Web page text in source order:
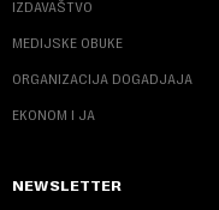
IZDAVAŠTVO
MEDIJSKE OBUKE
ORGANIZACIJA DOGADJAJA
EKONOM I JA
NEWSLETTER